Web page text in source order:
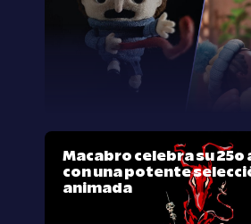
Macabro celebra su 25º
con una potente
animada